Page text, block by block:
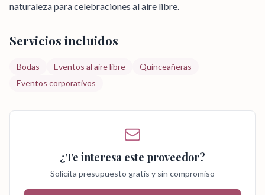
naturaleza para celebraciones al aire libre.
Servicios incluidos
Bodas Eventos al aire libre
Quinceañeras
Eventos corporativos
¿Te interesa este proveedor?
Solicita presupuesto gratis y sin compromiso